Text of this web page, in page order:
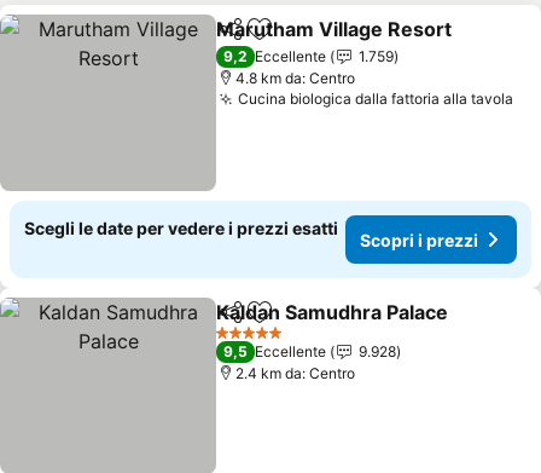
CondividiAggiungi ai preferiti
Marutham Village Resort
9,2 Eccellente
1.759
4.8 km da: Centro
Cucina biologica dalla fattoria alla tavola
Scegli le date per vedere i prezzi esatti
Scopri i prezzi
CondividiAggiungi ai preferiti
Kaldan Samudhra Palace
5 Stelle
9,5 Eccellente
9.928
2.4 km da: Centro